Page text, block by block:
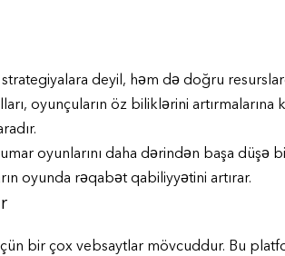
deyil, həm də doğru
oyunçuların öz biliklərini
oyunlarını daha dərindən başa düşə
oyunda rəqabət qabiliyyətini artırar.
bir çox vebsaytlar mövcuddur. Bu